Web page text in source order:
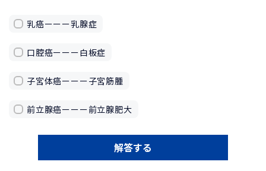
乳癌ーーー乳腺症
口腔癌ーーー白板症
子宮体癌ーーー子宮筋腫
前立腺癌ーーー前立腺肥大
解答する